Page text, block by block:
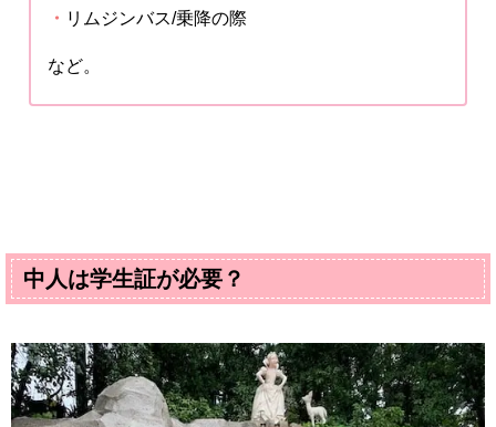
・ リムジンバス/乗降の際
など。
中人は学生証が必要？